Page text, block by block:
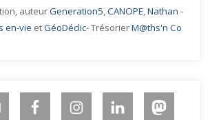
auteurGeneration5,CANOPE,Nathan -
en-vie etGéoDéclic- TrésorierM@ths'n Co